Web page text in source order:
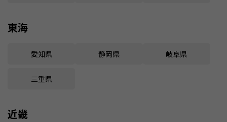
東海
愛知県 静岡県 岐阜県
三重県
近畿